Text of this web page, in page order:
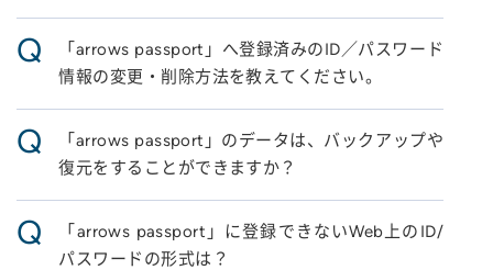
Q
「arrows passport」へ登録済みのID／パスワード
情報の変更・削除方法を教えてください。
Q
「arrows passport」のデータは、バックアップや
復元をすることができますか？
Q
「arrows passport」に登録できないWeb上のID/
パスワードの形式は？